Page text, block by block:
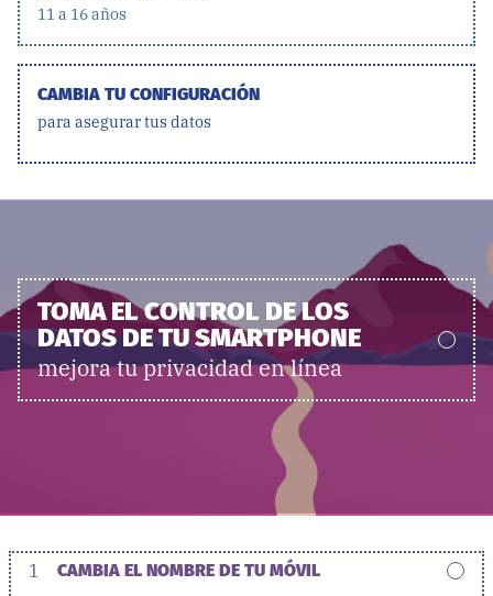
11 a 16 años
CAMBIA TU CONFIGURACIÓN
para asegurar tus datos
TOMA EL CONTROL DE LOS
DATOS DE TU SMARTPHONE
mejora tu privacidad en línea
1 CAMBIA EL NOMBRE DE TU MÓVIL